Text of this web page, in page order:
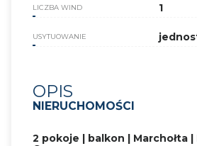
LICZBA WIND 1
USYTUOWANIE
OPIS
NIERUCHOMOŚCI
2 pokoje | balkon | Marchołta |